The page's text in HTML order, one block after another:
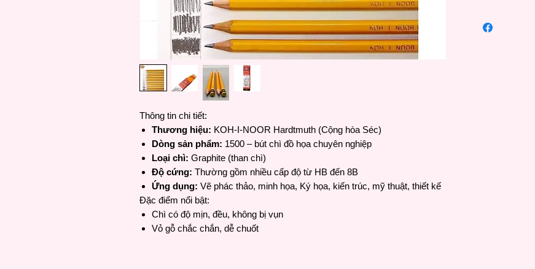
Thông tin chi tiết:
Thương hiệu: KOH-I-NOOR Hardtmuth (Cộng hòa Séc)
Dòng sản phẩm: 1500 – bút chì đồ họa chuyên nghiệp
Loại chì: Graphite (than chì)
Độ cứng: Thường gồm nhiều cấp độ từ HB đến 8B
Ứng dụng: Vẽ phác thảo, minh họa, Ký họa, kiến trúc, mỹ thuật, thiết kế
Đặc điểm nổi bật:
Chì có độ mịn, đều, không bị vụn
Vỏ gỗ chắc chắn, dễ chuốt